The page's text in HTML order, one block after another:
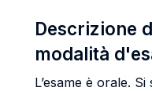
Descrizione
modalità
L’esame è orale.